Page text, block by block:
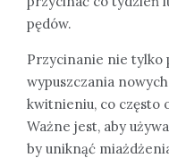
pędów.
Przycinanie nie tylko
wypuszczania
kwitnieniu, co często
Ważne jest, aby
by uniknąć